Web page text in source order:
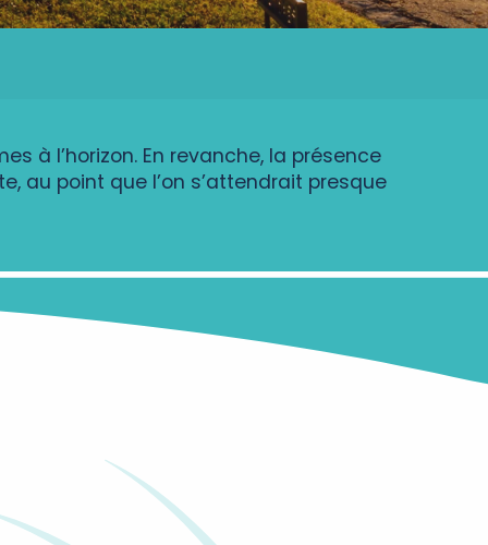
à l’horizon. En revanche, la présence
au point que l’on s’attendrait presque